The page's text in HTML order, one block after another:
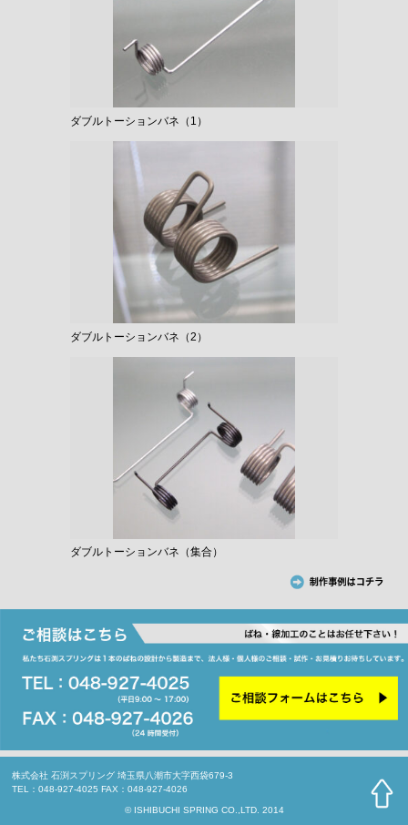
ダブルトーションバネ（1）
ダブルトーションバネ（2）
ダブルトーションバネ（集合）
株式会社 石渕スプリング 埼玉県八潮市大字西袋679-3
TEL：048-927-4025 FAX：048-927-4026
© ISHIBUCHI SPRING CO.,LTD. 2014